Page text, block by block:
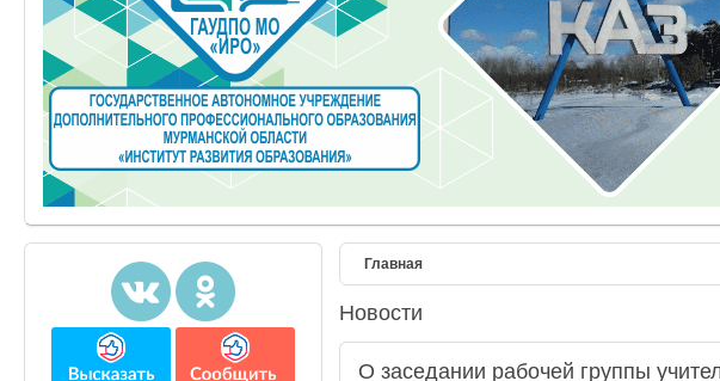
Главная
Новости
О заседании рабочей группы